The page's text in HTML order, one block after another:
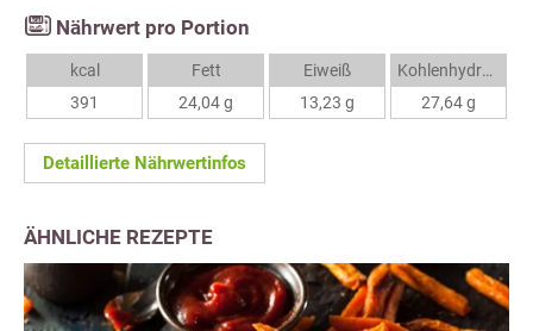
Nährwert pro Portion
kcal
391
Fett
24,04 g
Eiweiß
13,23 g
Kohlenhydrate
27,64 g
Detaillierte Nährwertinfos
ÄHNLICHE REZEPTE